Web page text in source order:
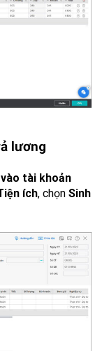
lương
tài khoản
ích, chọn Sinh